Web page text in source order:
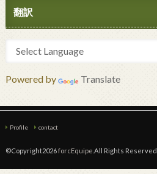
翻訳
Powered by Translate
Profile contact
©Copyright2026forcEquipe .All Rights Reserved.